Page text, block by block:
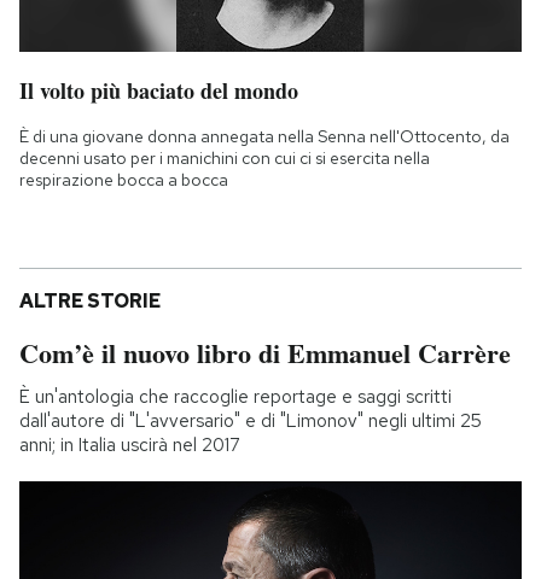
Il volto più baciato del mondo
È di una giovane donna annegata nella Senna nell'Ottocento, da
decenni usato per i manichini con cui ci si esercita nella
respirazione bocca a bocca
ALTRE STORIE
Com’è il nuovo libro di Emmanuel Carrère
È un'antologia che raccoglie reportage e saggi scritti
dall'autore di "L'avversario" e di "Limonov" negli ultimi 25
anni; in Italia uscirà nel 2017